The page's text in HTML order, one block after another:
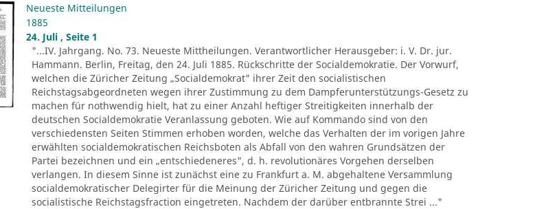
Neueste Mitteilungen
1885
24. Juli , Seite 1
"...IV. Jahrgang. No. 73. Neueste Mittheilungen. Verantwortlicher Herausgeber: i. V. Dr. jur.
Hammann. Berlin, Freitag, den 24. Juli 1885. Rückschritte der Socialdemokratie. Der Vorwurf,
welchen die Züricher Zeitung „Socialdemokrat" ihrer Zeit den socialistischen
Reichstagsabgeordneten wegen ihrer Zustimmung zu dem Dampferunterstützungs-Gesetz zu
machen für nothwendig hielt, hat zu einer Anzahl heftiger Streitigkeiten innerhalb der
deutschen Socialdemokratie Veranlassung geboten. Wie auf Kommando sind von den
verschiedensten Seiten Stimmen erhoben worden, welche das Verhalten der im vorigen Jahre
erwählten socialdemokratischen Reichsboten als Abfall von den wahren Grundsätzen der
Partei bezeichnen und ein „entschiedeneres", d. h. revolutionäres Vorgehen derselben
verlangen. In diesem Sinne ist zunächst eine zu Frankfurt a. M. abgehaltene Versammlung
socialdemokratischer Delegirter für die Meinung der Züricher Zeitung und gegen die
socialistische Reichstagsfraction eingetreten. Nachdem der darüber entbrannte Strei ..."